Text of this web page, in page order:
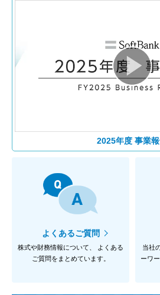
2025年度 事業
よくあるご質問
株式や財務情報について、
よくある
ご質問をまとめています。
当社
ーワ